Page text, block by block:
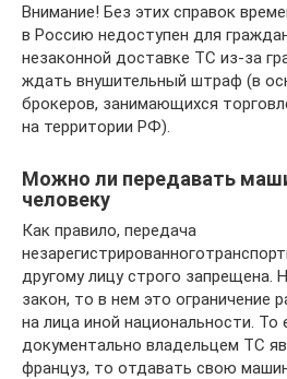
Внимание! Без этих справок
в Россию недоступен для
незаконной доставке ТС из-за
ждать внушительный штраф (в
брокеров, занимающихся
на территории РФ).
Можно ли передавать
человеку
Как правило, передача
другому лицу строго запрещена.
закон, то в нем это ограничение
на лица иной национальности. То
документально владельцем ТС
француз, то отдавать свою